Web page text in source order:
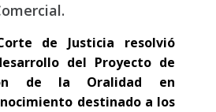
de Justicia resolvió
del Proyecto de
de la Oralidad en
destinado a los